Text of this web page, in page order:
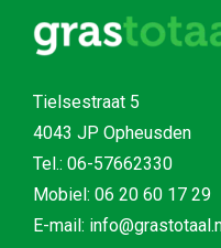
Tielsestraat 5
4043 JP Opheusden
Tel.: 06-57662330
Mobiel: 06 20 60 17 29
E-mail: